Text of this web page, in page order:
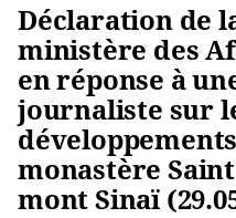
Déclaration de
ministère des
en réponse à
journaliste sur
monastère
mont Sinaï